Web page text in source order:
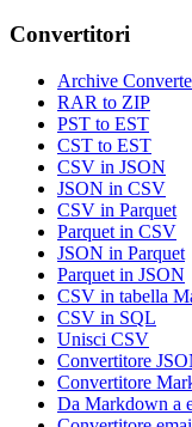
Convertitori
Archive
RAR to ZIP
PST to EST
CST to EST
CSV in JSON
JSON in CSV
CSV in Parquet
Parquet in CSV
JSON in Parquet
Parquet in JSON
CSV in tabella
CSV in SQL
Unisci CSV
Convertitore
Convertitore
Da Markdown a